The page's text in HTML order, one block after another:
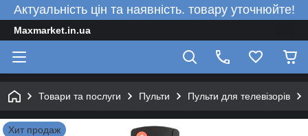
Актуальність цін та наявність. товару уточнюйте!
Maxmarket.in.ua
Товари та послуги Пульти Пульти для телевізорів
Хит продаж